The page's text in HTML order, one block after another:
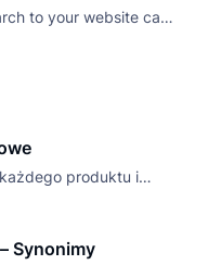
to your website can
każdego produktu i
Synonimy